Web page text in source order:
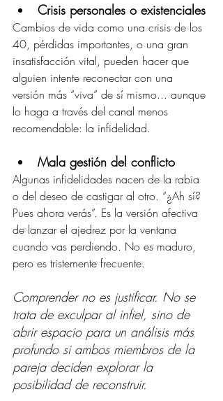
Crisis personales o existenciales
Cambios de vida como una crisis de los
40, pérdidas importantes, o una gran
insatisfacción vital, pueden hacer que
alguien intente reconectar con una
versión más “viva” de sí mismo... aunque
lo haga a través del canal menos
recomendable: la infidelidad.
Mala gestión del conflicto
Algunas infidelidades nacen de la rabia
o del deseo de castigar al otro. “¿Ah sí?
Pues ahora verás”. Es la versión afectiva
de lanzar el ajedrez por la ventana
cuando vas perdiendo. No es maduro,
pero es tristemente frecuente.
Comprender no es justificar. No se
trata de exculpar al infiel, sino de
abrir espacio para un análisis más
profundo si ambos miembros de la
pareja deciden explorar la
posibilidad de reconstruir.